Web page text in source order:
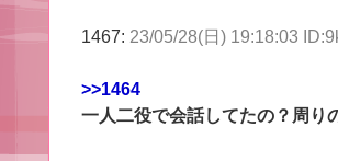
1467: 23/05/28(日) 19:18:03
>>1464
一人二役で会話してたの？周り